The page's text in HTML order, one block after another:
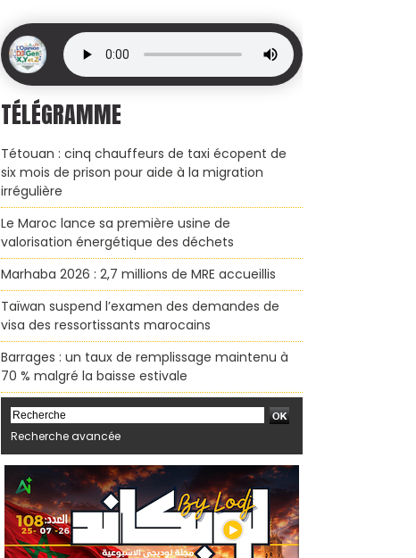
TÉLÉGRAMME
Tétouan : cinq chauffeurs de taxi écopent de
six mois de prison pour aide à la migration
irrégulière
Le Maroc lance sa première usine de
valorisation énergétique des déchets
Marhaba 2026 : 2,7 millions de MRE accueillis
Taïwan suspend l’examen des demandes de
visa des ressortissants marocains
Barrages : un taux de remplissage maintenu à
70 % malgré la baisse estivale
Recherche avancée